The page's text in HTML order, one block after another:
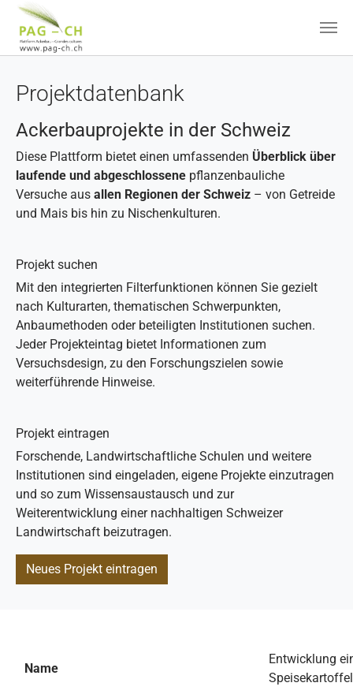
Projektdatenbank
Ackerbauprojekte in der Schweiz
Diese Plattform bietet einen umfassenden Überblick über
laufende und abgeschlossene pflanzenbauliche
Versuche aus allen Regionen der Schweiz – von Getreide
und Mais bis hin zu Nischenkulturen.
Projekt suchen
Mit den integrierten Filterfunktionen können Sie gezielt
nach Kulturarten, thematischen Schwerpunkten,
Anbaumethoden oder beteiligten Institutionen suchen.
Jeder Projekteintag bietet Informationen zum
Versuchsdesign, zu den Forschungszielen sowie
weiterführende Hinweise.
Projekt eintragen
Forschende, Landwirtschaftliche Schulen und weitere
Institutionen sind eingeladen, eigene Projekte einzutragen
und so zum Wissensaustausch und zur
Weiterentwicklung einer nachhaltigen Schweizer
Landwirtschaft beizutragen.
Neues Projekt eintragen
Name
Entwicklung